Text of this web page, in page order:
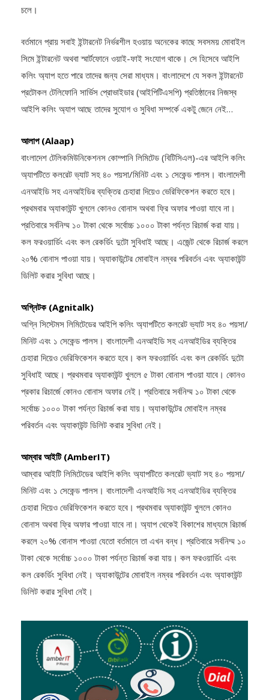
চলে।
বর্তমানে প্রায় সবাই ইন্টারনেট নির্ভরশীল হওয়ায় অনেকের কাছে সবসময় মোবাইল
সিমে ইন্টারনেট অথবা স্মার্টফোনে ওয়াই-ফাই সংযোগ থাকে। সে হিসেবে আইপি
কলিং অ্যাপ হতে পারে তাদের জন্য সেরা মাধ্যম। বাংলাদেশে যে সকল ইন্টারনেট
প্রটোকল টেলিফোনি সার্ভিস প্রোভাইডার (আইপিটিএসপি) প্রতিষ্ঠানের নিজস্ব
আইপি কলিং অ্যাপ আছে তাদের সুযোগ ও সুবিধা সম্পর্কে একটু জেনে নেই…
আলাপ (Alaap)
বাংলাদেশ টেলিকমিউনিকেশনস কোম্পানি লিমিটেড (বিটিসিএল)-এর আইপি কলিং
অ্যাপটিতে কলরেট ভ্যাট সহ ৪০ পয়সা/মিনিট এবং ১ সেকেন্ড পালস। বাংলাদেশী
এনআইডি সহ এনআইডির ব্যক্তির চেহারা দিয়েও ভেরিফিকেশন করতে হবে।
প্রথমবার অ্যাকাউন্ট খুললে কোনও বোনাস অথবা ফ্রি অফার পাওয়া যাবে না।
প্রতিবারে সর্বনিম্ম ১০ টাকা থেকে সর্বোচ্চ ১০০০ টাকা পর্যন্ত রিচার্জ করা যায়।
কল ফরওয়ার্ডিং এবং কল রেকর্ডিং দুটো সুবিধাই আছে। এজেন্ট থেকে রিচার্জ করলে
২০% বোনাস পাওয়া যায়। অ্যাকাউন্টের মোবাইল নম্বর পরিবর্তন এবং অ্যাকাউন্ট
ডিলিট করার সুবিধা আছে।
অগ্নিটক (Agnitalk)
অগ্নি সিস্টেমস লিমিটেডের আইপি কলিং অ্যাপটিতে কলরেট ভ্যাট সহ ৪০ পয়সা/
মিনিট এবং ১ সেকেন্ড পালস। বাংলাদেশী এনআইডি সহ এনআইডির ব্যক্তির
চেহারা দিয়েও ভেরিফিকেশন করতে হবে। কল ফরওয়ার্ডিং এবং কল রেকর্ডিং দুটো
সুবিধাই আছে। প্রথমবার অ্যাকাউন্ট খুললে ৫ টাকা বোনাস পাওয়া যাবে। কোনও
প্রকার রিচার্জে কোনও বোনাস অফার নেই। প্রতিবারে সর্বনিম্ম ১০ টাকা থেকে
সর্বোচ্চ ১০০০ টাকা পর্যন্ত রিচার্জ করা যায়। অ্যাকাউন্টের মোবাইল নম্বর
পরিবর্তন এবং অ্যাকাউন্ট ডিলিট করার সুবিধা নেই।
আম্বার আইটি (AmberIT)
আম্বার আইটি লিমিটেডের আইপি কলিং অ্যাপটিতে কলরেট ভ্যাট সহ ৪০ পয়সা/
মিনিট এবং ১ সেকেন্ড পালস। বাংলাদেশী এনআইডি সহ এনআইডির ব্যক্তির
চেহারা দিয়েও ভেরিফিকেশন করতে হবে। প্রথমবার অ্যাকাউন্ট খুললে কোনও
বোনাস অথবা ফ্রি অফার পাওয়া যাবে না। অ্যাপ থেকেই বিকাশের মাধ্যমে রিচার্জ
করলে ২০% বোনাস পাওয়া যেতো বর্তমানে তা এখন বন্ধ। প্রতিবারে সর্বনিম্ম ১০
টাকা থেকে সর্বোচ্চ ১০০০ টাকা পর্যন্ত রিচার্জ করা যায়। কল ফরওয়ার্ডিং এবং
কল রেকর্ডিং সুবিধা নেই। অ্যাকাউন্টের মোবাইল নম্বর পরিবর্তন এবং অ্যাকাউন্ট
ডিলিট করার সুবিধা নেই।